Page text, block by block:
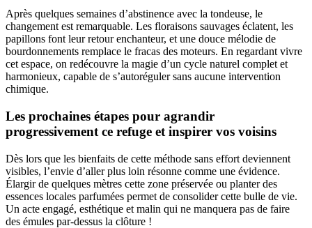
Après quelques semaines d’abstinence avec la tondeuse, le
changement est remarquable. Les floraisons sauvages éclatent, les
papillons font leur retour enchanteur, et une douce mélodie de
bourdonnements remplace le fracas des moteurs. En regardant vivre
cet espace, on redécouvre la magie d’un cycle naturel complet et
harmonieux, capable de s’autoréguler sans aucune intervention
chimique.
Les prochaines étapes pour agrandir
progressivement ce refuge et inspirer vos voisins
Dès lors que les bienfaits de cette méthode sans effort deviennent
visibles, l’envie d’aller plus loin résonne comme une évidence.
Élargir de quelques mètres cette zone préservée ou planter des
essences locales parfumées permet de consolider cette bulle de vie.
Un acte engagé, esthétique et malin qui ne manquera pas de faire
des émules par-dessus la clôture !